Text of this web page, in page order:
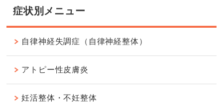
症状別メニュー
自律神経失調症（自律神経整体）
アトピー性皮膚炎
妊活整体・不妊整体